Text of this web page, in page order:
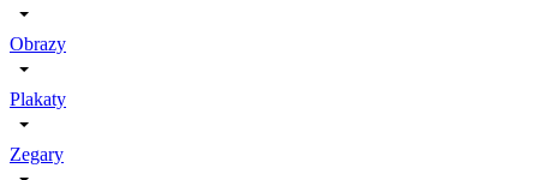
Obrazy
Plakaty
Zegary